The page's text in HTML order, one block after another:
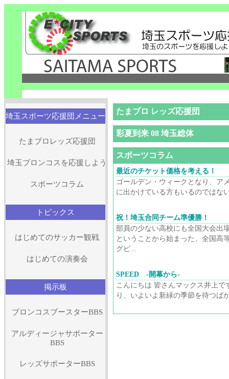
埼玉スポーツ応援団メニュー
たまブロレッズ応援団
埼玉ブロンコスを応援しよう
スポーツコラム
トピックス
はじめてのサッカー観戦
はじめての演奏会
掲示板
ブロンコスブースターBBS
アルディージャサポーター
BBS
レッズサポーターBBS
たまブロ レッズ応援団
彩夏到来 08 埼玉総体
スポーツコラム
最近のチケット価格を考える！
ゴールデン・ウィークとなり、ア
に出かけている方もいるのではな
祝！埼玉合同チーム準優勝！
部員の少ない高校にも全国大会出
ということから始まった、全国高
グビ...
SPEED -開幕から-
こんにちは 皆さんマックス井上で
り、いよいよ新緑の季節を待つば